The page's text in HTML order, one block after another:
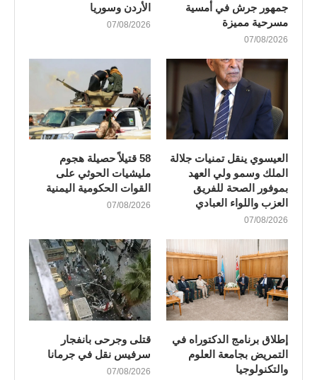
جمهور جرش في أمسية
مسرحية مميزة
07/08/2026
الأردن وسوريا
07/08/2026
العيسوي ينقل تمنيات جلالة
الملك وسمو ولي العهد
بموفور الصحة للفريق
العزب واللواء العبادي
07/08/2026
58 قتيلاً حصيلة هجوم
مليشيات الحوثي على
القوات الحكومية اليمنية
07/08/2026
إطلاق برنامج الدكتوراه في
التمريض بجامعة العلوم
والتكنولوجيا
قتلى وجرحى بانفجار
سرفيس نقل في جرمانا
07/08/2026